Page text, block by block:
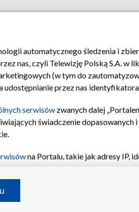
Moje zgody Pomoc Biuro
automatycznego śledzenia i
nas, czyli Telewizję Polską S.A. w
(w tym do
udostępnianie przez nas
serwisów zwanych dalej
świadczenie dopasowanych
na Portalu, takie jak adresy IP,
urządzeniu lub dostęp do nich,
treści, wyboru
i ulepszania produktów,